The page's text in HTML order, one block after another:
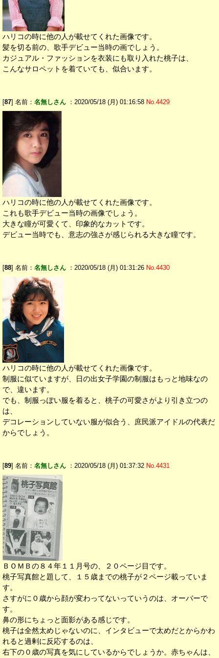
ハリコの時に他の人が載せてくれた画像です。
髪を切る前の、歌手デビュー当時の画でしょう。
カジュアル・ファッションを衣装にも取り入れた桃子は、
こんなサロペットを着ていても、似合います。
[87] 名前： 名無しさん ：2020/05/18 (月) 01:16:58 No.4429
ハリコの時に他の人が載せてくれた画像です。
これも歌手デビュー当時の画像でしょう。
大きな瞳が可愛くて、印象的なカットです。
デビュー当時でも、意志の強さが感じられる大きな瞳です。
[88] 名前： 名無しさん ：2020/05/18 (月) 01:31:26 No.4430
ハリコの時に他の人が載せてくれた画像です。
制服に似ていますが、日の出女子学園の制服はもっと地味なの
で、違います。
でも、制服っぽい服を着ると、桃子の可愛さがより引き立つの
は、
デコレーションしていない服が似合う、庶民派アイドルの代表だ
からでしょう。
[89] 名前： 名無しさん ：2020/05/18 (月) 01:37:32 No.4431
ＢＯＭＢの８４年１１月号の、２０ページ目です。
桃子写真館と題して、１５歳までの桃子が２ページ載っていま
す。
さすがに０歳から顔が変わってないっていうのは、オーバーで
す。
鼻の形にちょっと面影がある感じです。
桃子は全然太めじゃないのに、インタビューで太めだとからかわ
れると過剰に反応するのは、
右下の０歳の写真を気にしているからでしょうか。赤ちゃんは、